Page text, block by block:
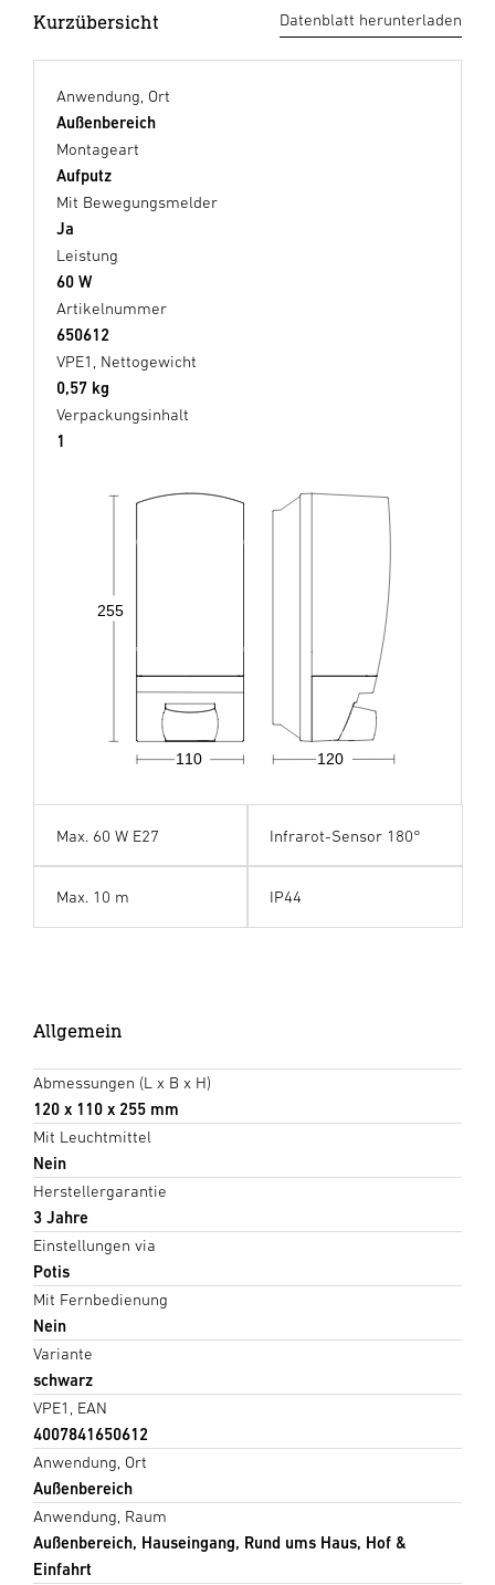
Kurzübersicht Datenblatt herunterladen
Anwendung, Ort
Außenbereich
Montageart
Aufputz
Mit Bewegungsmelder
Ja
Leistung
60 W
Artikelnummer
650612
VPE1, Nettogewicht
0,57 kg
Verpackungsinhalt
1
110 120
255
Max. 60 W E27 Infrarot-Sensor 180°
Max. 10 m IP44
Allgemein
Abmessungen (L x B x H)
120 x 110 x 255 mm
Mit Leuchtmittel
Nein
Herstellergarantie
3 Jahre
Einstellungen via
Potis
Mit Fernbedienung
Nein
Variante
schwarz
VPE1, EAN
4007841650612
Anwendung, Ort
Außenbereich
Anwendung, Raum
Außenbereich, Hauseingang, Rund ums Haus, Hof &
Einfahrt